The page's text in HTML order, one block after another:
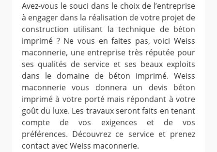
Avez-vous le souci dans le choix de l’entreprise
à engager dans la réalisation de votre projet de
construction utilisant la technique de béton
imprimé ? Ne vous en faites pas, voici Weiss
maconnerie, une entreprise très réputée pour
ses qualités de service et ses beaux exploits
dans le domaine de béton imprimé. Weiss
maconnerie vous donnera un devis béton
imprimé à votre porté mais répondant à votre
goût du luxe. Les travaux seront faits en tenant
compte de vos exigences et de vos
préférences. Découvrez ce service et prenez
contact avec Weiss maconnerie.